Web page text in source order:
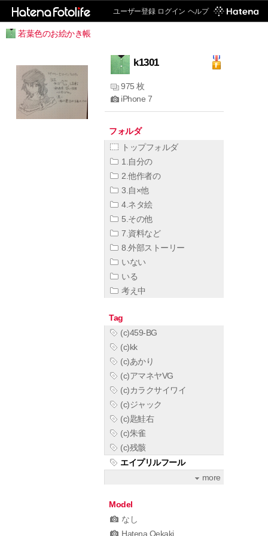
ユーザー登録 ログイン ヘルプ
若葉色のお絵かき帳
k1301
975 枚
iPhone 7
フォルダ
トップフォルダ
1.自分の
2.他作者の
3.自×他
4.ネタ絵
5.その他
7.資料など
8.外部ストーリー
いない
いる
考え中
Tag
(c)459-BG
(c)kk
(c)あかり
(c)アマネヤVG
(c)カラクサイワイ
(c)ジャック
(c)匙鮭右
(c)朱雀
(c)残骸
エイプリルフール
more
Model
なし
Hatena Oekaki